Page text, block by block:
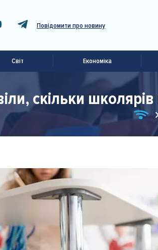
Повідомити про новину
Світ Економіка
скільки школярів